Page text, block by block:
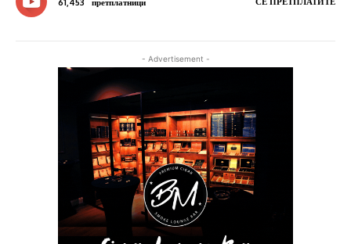
61,453 претплатници
- Advertisement -